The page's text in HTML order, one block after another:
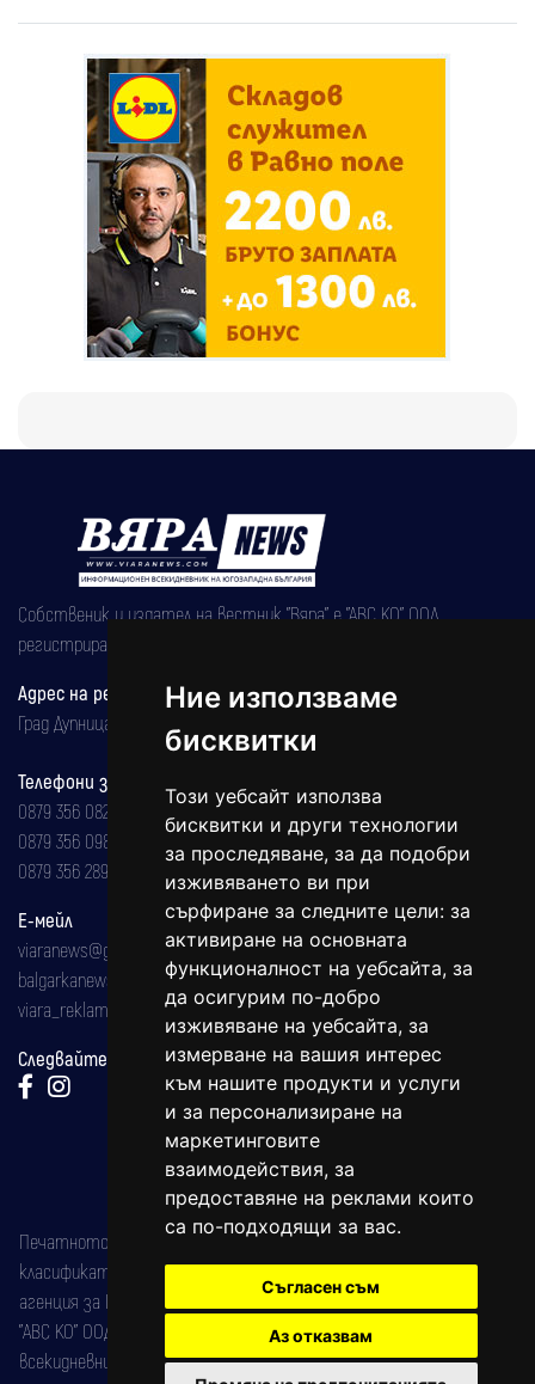
Ние използваме
бисквитки
Този уебсайт използва
бисквитки и други технологии
за проследяване, за да подобри
изживяването ви при
сърфиране за следните цели: за
активиране на основната
функционалност на уебсайта, за
да осигурим по-добро
изживяване на уебсайта, за
измерване на вашия интерес
към нашите продукти и услуги
и за персонализиране на
маркетинговите
взаимодействия, за
предоставяне на реклами които
са по-подходящи за вас.
Съгласен съм
Аз отказвам
Собственик и издател на вестник "Вяра" е "АВС КО" ООД,
регистрирана на 08.05.2002 година.
Адрес на редакцията
Град Дупница, ул.''Христо Ботев" 43
Телефони за реклама и абонаменти
0879 356 082
0879 356 098
0879 356 289
Е-мейл
viaranews@gmail.com
balgarkanews@gmail.com
viara_reklama@mail.bg
Следвайте ни:
Печатното издание на вестника е регистрирано в националния
класификатор на печатните издания (Българска национална
агенция за ISSN) под номер: ISSN 1312-4722.
"АВС КО" ООД е притежател на марката: Вяра информационен
всекидневник на югозападна България, със свидетелство за марка